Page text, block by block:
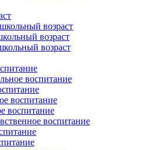
возраст
возраст
возраст
воспитание
воспитание
воспитание
воспитание